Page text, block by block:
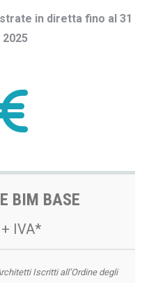
in diretta fino al 31
BIM BASE
IVA*
Iscritti all’Ordine degli